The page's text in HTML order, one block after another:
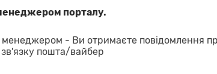
порталу.
- Ви отримаєте повідомлення
пошта/вайбер